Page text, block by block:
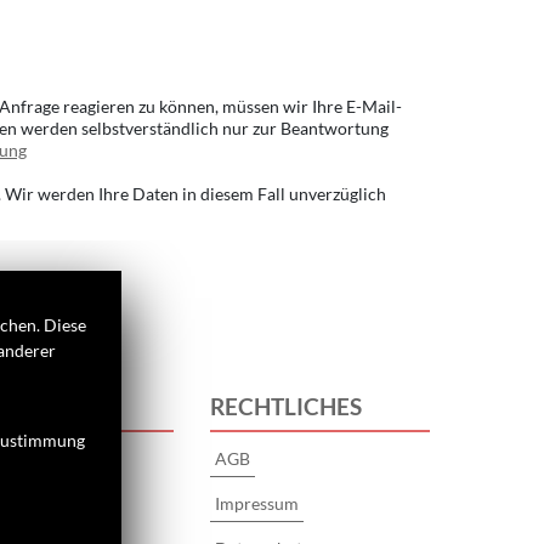
reagieren zu können, müssen wir Ihre E-Mail-
werden selbstverständlich nur zur Beantwortung
werden Ihre Daten in diesem Fall unverzüglich
RECHTLICHES
AGB
Impressum
Diese